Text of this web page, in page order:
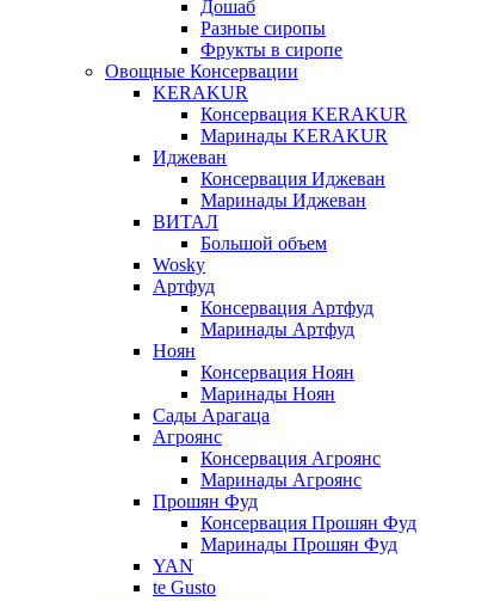
Дошаб
Разные сиропы
Фрукты в сиропе
Овощные Консервации
KERAKUR
Консервация KERAKUR
Маринады KERAKUR
Иджеван
Консервация Иджеван
Маринады Иджеван
ВИТАЛ
Большой объем
Wosky
Артфуд
Консервация Артфуд
Маринады Артфуд
Ноян
Консервация Ноян
Маринады Ноян
Сады Арагаца
Агроянс
Консервация Агроянс
Маринады Агроянс
Прошян Фуд
Консервация Прошян Фуд
Маринады Прошян Фуд
YAN
te Gusto